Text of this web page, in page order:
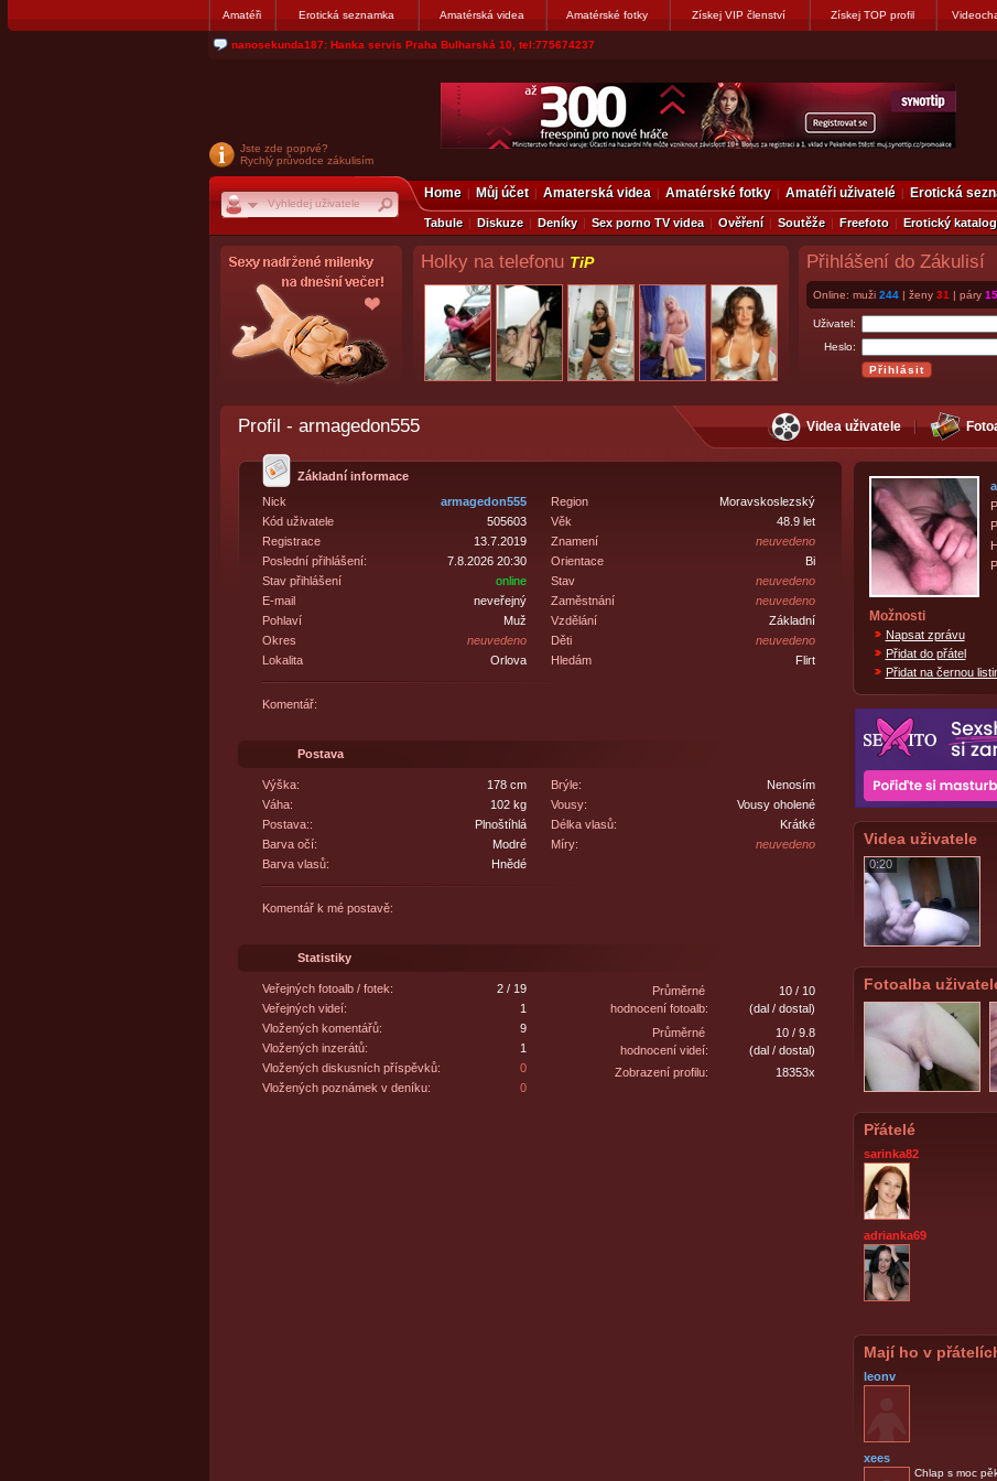
Amatéři Erotická seznamka Amatérská videa Amatérské fotky Získej VIP členství Získej TOP profil
jjoseff: Najde se par, ktery nekdy přemýšlel o divákovi. Napiste
Jste zde poprvé?
Rychlý průvodce zákulisím
Home Můj účet Amaterská videa Amatérské fotky Amatéři uživatelé Erotická
Tabule Diskuze Deníky Sex porno TV videa Ověření Soutěže Freefoto Erotický katalog
Holky na telefonu TiP Přihlášení do Zákulisí
Online: muži 244| ženy 31 | páry 15
Uživatel:
Heslo:
Profil - armagedon555 Videa uživatele
Základní informace
Nick
armagedon555
Kód uživatele
505603
Registrace
13.7.2019
Poslední přihlášení:
7.8.2026 20:30
Stav přihlášení
online
E-mail
neveřejný
Pohlaví
Muž
Okres
neuvedeno
Lokalita
Orlova
Region
Moravskoslezský
Věk
48.9 let
Znamení
neuvedeno
Orientace
Bi
Stav
neuvedeno
Zaměstnání
neuvedeno
Vzdělání
Základní
Děti
neuvedeno
Hledám
Flirt
Komentář:
Postava
Výška:
178 cm
Váha:
102 kg
Postava::
Plnoštíhlá
Barva očí:
Modré
Barva vlasů:
Hnědé
Brýle:
Nenosím
Vousy:
Vousy oholené
Délka vlasů:
Krátké
Míry:
neuvedeno
Komentář k mé postavě:
Statistiky
Veřejných fotoalb / fotek:
2 / 19
Veřejných videí:
1
Vložených komentářů:
9
Vložených inzerátů:
1
Vložených diskusních příspěvků:
0
Vložených poznámek v deníku:
0
Průměrné
hodnocení fotoalb:
10 / 10
(dal / dostal)
Průměrné
hodnocení videí:
10 / 9.8
(dal / dostal)
Zobrazení profilu:
18353x
Možnosti
Napsat zprávu
Přidat do přátel
Přidat na černou
Videa uživatele
0:20
Fotoalba
Přátelé
sarinka82
adrianka69
Mají ho v
leonv
xees
Chlap s moc